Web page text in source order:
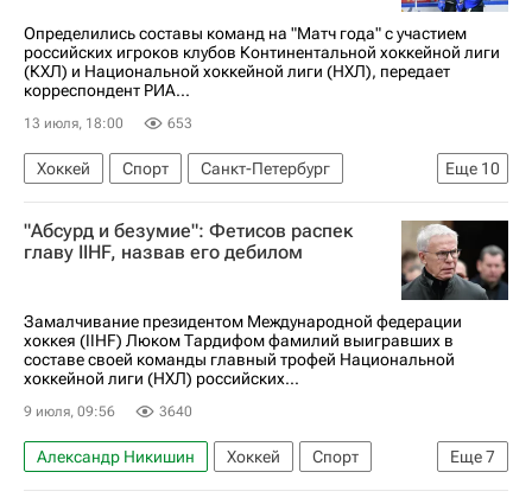
Определились составы команд на "Матч года" с участием
российских игроков клубов Континентальной хоккейной лиги
(КХЛ) и Национальной хоккейной лиги (НХЛ), передает
корреспондент РИА...
13 июля, 18:00 653
Еще 10
Хоккей Спорт
Санкт-Петербург
Москва
Дмитрий Симашев
Павел Минтюков
Марат Хуснутдинов
Илья Сорокин
Коламбус Блю Джекетс
Ак Барс
Локомотив (Ярославль)
"Абсурд и безумие": Фетисов распек
главу IIHF, назвав его дебилом
Замалчивание президентом Международной федерации
хоккея (IIHF) Люком Тардифом фамилий выигравших в
составе своей команды главный трофей Национальной
хоккейной лиги (НХЛ) российских...
9 июля, 09:56 3640
Еще7
Александр Никишин Хоккей
Спорт
Андрей Свечников
Россия